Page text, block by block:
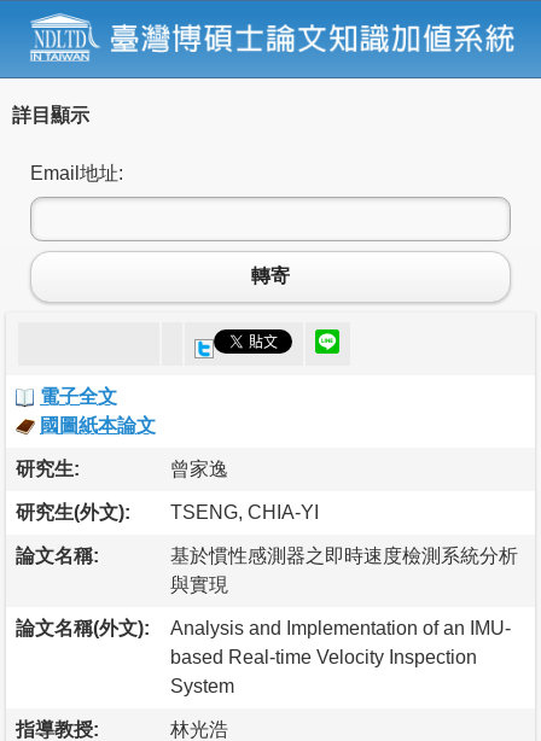
詳目顯示
Email地址:
轉寄
電子全文
國圖紙本論文
研究生: 曾家逸
研究生(外文): TSENG, CHIA-YI
論文名稱:
基於慣性感測器之即時速度檢測系統分析
與實現
論文名稱(外文):
Analysis and Implementation of an IMU-
based Real-time Velocity Inspection
System
指導教授: 林光浩